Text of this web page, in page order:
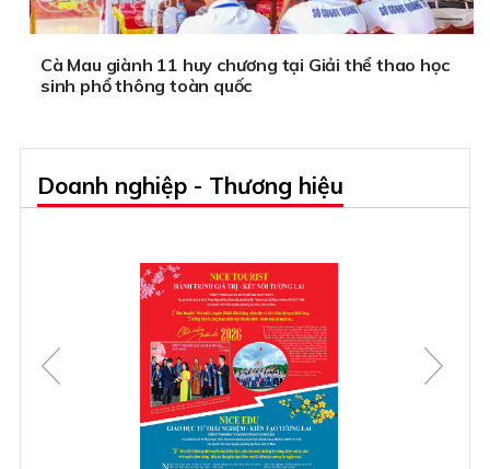
Cà Mau giành 11 huy chương tại Giải thể thao học
sinh phổ thông toàn quốc
Doanh nghiệp - Thương hiệu